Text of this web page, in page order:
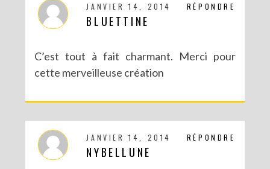
RÉPONDRE
JANVIER 14, 2014
BLUETTINE
C’est tout à fait charmant. Merci pour
cette merveilleuse création
RÉPONDRE
JANVIER 14, 2014
NYBELLUNE